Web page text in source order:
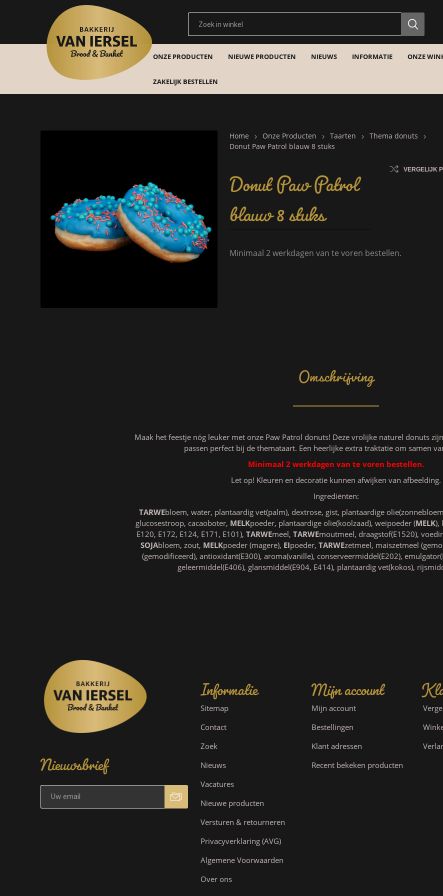
ONZE PRODUCTEN NIEUWE PRODUCTEN NIEUWS INFORMATIE ONZE
ZAKELIJK BESTELLEN
Home Onze Producten Taarten
Thema donuts
Donut Paw Patrol blauw 8 stuks
Donut Paw Patrol
blauw 8 stuks
VERGELIJK
Minimaal 2 werkdagen van te voren bestellen.
Omschrijving
Maak het feestje nóg leuker met onze Paw Patrol donuts! Deze vrolijke naturel donuts
passen perfect bij de themataart. Een heerlijke extra traktatie om samen
Minimaal 2 werkdagen van te voren bestellen.
Let op! Kleuren en decoratie kunnen afwijken van afbeelding.
Ingrediënten:
TARWEbloem, water, plantaardig vet(palm), dextrose, gist, plantaardige
glucosestroop, cacaoboter, MELKpoeder, plantaardige olie(koolzaad), weipoeder (MELK),
E120, E172, E124, E171, E101), TARWEmeel, TARWEmoutmeel, draagstof(E1520),
SOJAbloem, zout, MELKpoeder (magere), EIpoeder, TARWEzetmeel, maiszetmeel
(gemodificeerd), antioxidant(E300), aroma(vanille), conserveermiddel(E202),
geleermiddel(E406), glansmiddel(E904, E414), plantaardig vet(kokos),
Nieuwsbrief
Informatie
Sitemap
Contact
Zoek
Nieuws
Vacatures
Nieuwe producten
Versturen & retourneren
Privacyverklaring (AVG)
Algemene Voorwaarden
Over ons
Mijn account
Mijn account
Bestellingen
Klant adressen
Recent bekeken producten